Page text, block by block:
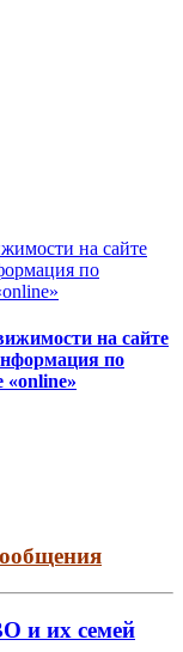
на сайте
по
на сайте
по
«online»
и их семей